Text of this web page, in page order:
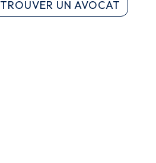
TROUVER UN AVOCAT